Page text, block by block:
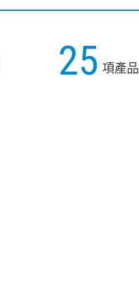
25 項產品